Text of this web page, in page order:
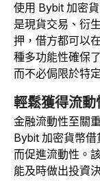
使用 Bybit 加密
是現貨交易、衍
押，借方都可以
種多功能性確保
而不必侷限於特
輕鬆獲得流動
金融流動性至關
Bybit 加密貨幣
而促進流動性。
能及時做出投資